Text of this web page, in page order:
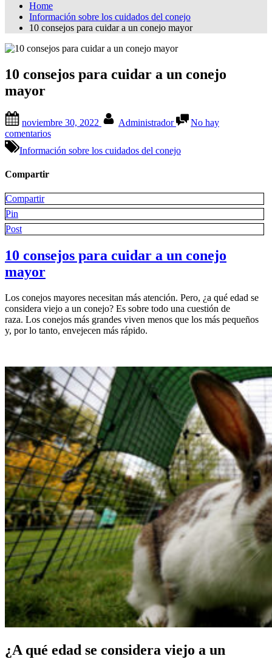
Home
Información sobre los cuidados del conejo
10 consejos para cuidar a un conejo mayor
10 consejos para cuidar a un conejo
mayor
on
noviembre 30, 2022 Administrador
No hay
comentariosen
consejos
conejo
mayor
Información sobre los cuidados del conejo
Compartir
Compartir
Pin
Post
10 consejos para cuidar a un conejo
mayor
Los conejos mayores necesitan más atención. Pero, ¿a qué edad se
considera viejo a un conejo? Es sobre todo una cuestión de
raza. Los conejos más grandes viven menos que los más pequeños
y, por lo tanto, envejecen más rápido.
¿A qué edad se considera viejo a un